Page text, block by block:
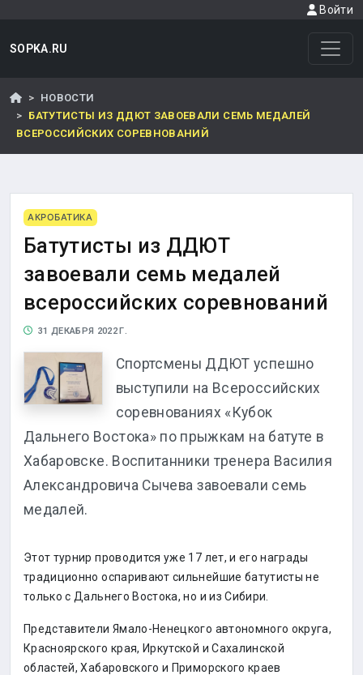
Войти
SOPKA.RU
НОВОСТИ
БАТУТИСТЫ ИЗ ДДЮТ ЗАВОЕВАЛИ СЕМЬ МЕДАЛЕЙ
ВСЕРОССИЙСКИХ СОРЕВНОВАНИЙ
АКРОБАТИКА
Батутисты из ДДЮТ
завоевали семь медалей
всероссийских соревнований
31 ДЕКАБРЯ 2022 Г.
Спортсмены ДДЮТ успешно
выступили на Всероссийских
соревнованиях «Кубок
Дальнего Востока» по прыжкам на батуте в
Хабаровске. Воспитанники тренера Василия
Александровича Сычева завоевали семь
медалей.
Этот турнир проводится уже 17 лет, и его награды
традиционно оспаривают сильнейшие батутисты не
только с Дальнего Востока, но и из Сибири.
Представители Ямало-Ненецкого автономного округа,
Красноярского края, Иркутской и Сахалинской
областей, Хабаровского и Приморского краев